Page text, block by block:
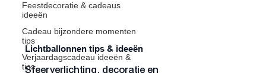
Feestdecoratie & cadeaus
ideeën
Cadeau bijzondere momenten
tips
Verjaardagscadeau ideeën &
tips
Lichtballonnen tips & ideeën
Sfeerverlichting, decoratie en